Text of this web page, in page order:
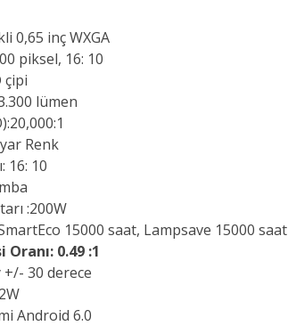
0,65 inç WXGA
piksel, 16: 10
çipi
lümen
Renk
16: 10
:200W
15000 saat, Lampsave 15000 saat
0.49 :1
+/- 30 derece
2W
Android 6.0